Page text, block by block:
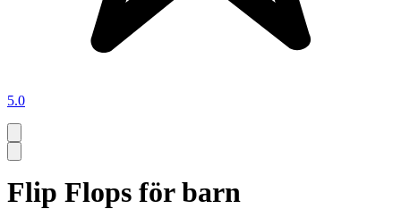
5.0
Flip Flops för barn